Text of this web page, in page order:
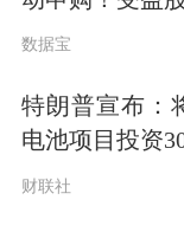
中际旭创、
中起便位列
金精准踩中
理的另一只
数据宝
特朗普宣布：
电池项目投资
财联社